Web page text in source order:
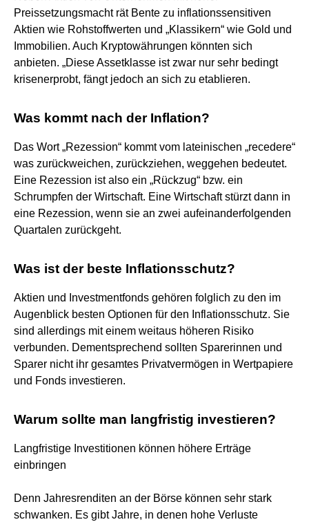
Preissetzungsmacht rät Bente zu inflationssensitiven
Aktien wie Rohstoffwerten und „Klassikern“ wie Gold und
Immobilien. Auch Kryptowährungen könnten sich
anbieten. „Diese Assetklasse ist zwar nur sehr bedingt
krisenerprobt, fängt jedoch an sich zu etablieren.
Was kommt nach der Inflation?
Das Wort „Rezession“ kommt vom lateinischen „recedere“
was zurückweichen, zurückziehen, weggehen bedeutet.
Eine Rezession ist also ein „Rückzug“ bzw. ein
Schrumpfen der Wirtschaft. Eine Wirtschaft stürzt dann in
eine Rezession, wenn sie an zwei aufeinanderfolgenden
Quartalen zurückgeht.
Was ist der beste Inflationsschutz?
Aktien und Investmentfonds gehören folglich zu den im
Augenblick besten Optionen für den Inflationsschutz. Sie
sind allerdings mit einem weitaus höheren Risiko
verbunden. Dementsprechend sollten Sparerinnen und
Sparer nicht ihr gesamtes Privatvermögen in Wertpapiere
und Fonds investieren.
Warum sollte man langfristig investieren?
Langfristige Investitionen können höhere Erträge
einbringen
Denn Jahresrenditen an der Börse können sehr stark
schwanken. Es gibt Jahre, in denen hohe Verluste